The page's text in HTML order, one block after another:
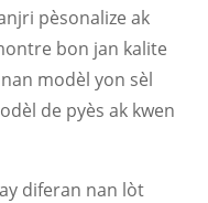
pèsonalize ak
bon jan kalite
modèl yon sèl
de pyès ak kwen
diferan nan lòt